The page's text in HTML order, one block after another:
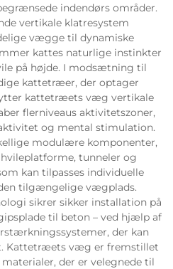
indendørs områder.
vertikale klatresystem
vægge til dynamiske
kattes naturlige instinkter
på højde. I modsætning til
kattetræer, der optager
kattetræets væg vertikale
flerniveaus aktivitetszoner,
og mental stimulation.
modulære komponenter,
tunneler og
kan tilpasses individuelle
tilgængelige vægplads.
sikrer sikker installation på
til beton – ved hjælp af
der kan
Kattetræets væg er fremstillet
der er velegnede til